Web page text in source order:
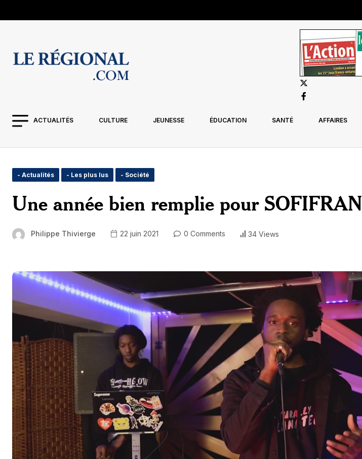
ACTUALITÉS CULTURE JEUNESSE ÉDUCATION SANTÉ AFFAIRES
- Actualités - Les plus lus - Société
Une année bien remplie pour SOFIFRAN
Philippe Thivierge 22 juin 2021 0 Comments 34 Views